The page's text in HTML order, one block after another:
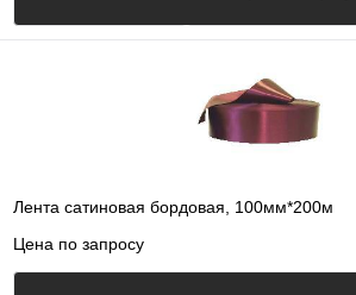
Лента сатиновая бордовая, 100мм*200м
Цена по запросу